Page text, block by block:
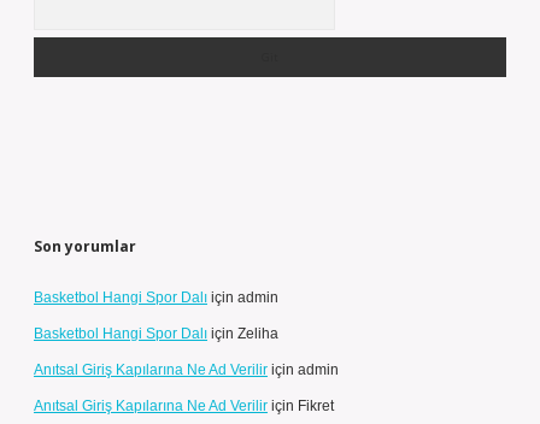
Son yorumlar
Basketbol Hangi Spor Dalı için admin
Basketbol Hangi Spor Dalı için Zeliha
Anıtsal Giriş Kapılarına Ne Ad Verilir için admin
Anıtsal Giriş Kapılarına Ne Ad Verilir için Fikret